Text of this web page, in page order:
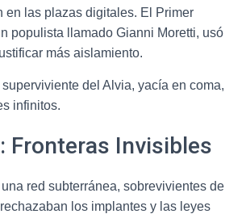
en las plazas digitales. El Primer
populista llamado Gianni Moretti, usó
más aislamiento.
del Alvia, yacía en coma,
infinitos.
Fronteras Invisibles
red subterránea, sobrevivientes de
los implantes y las leyes